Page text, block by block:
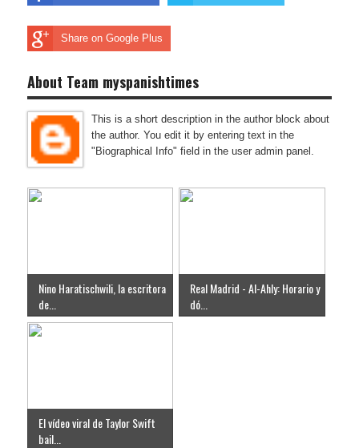
Share on Google Plus
About Team myspanishtimes
This is a short description in the author block about
the author. You edit it by entering text in the
"Biographical Info" field in the user admin panel.
Nino Haratischwili, la escritora
de...
Real Madrid - Al-Ahly: Horario y
dó...
El vídeo viral de Taylor Swift
bail...